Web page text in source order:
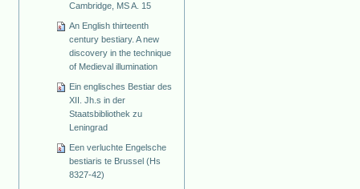
Cambridge, MS A. 15
An English thirteenth
century bestiary. A new
discovery in the technique
of Medieval illumination
Ein englisches Bestiar des
XII. Jh.s in der
Staatsbibliothek zu
Leningrad
Een verluchte Engelsche
bestiaris te Brussel (Hs
8327-42)